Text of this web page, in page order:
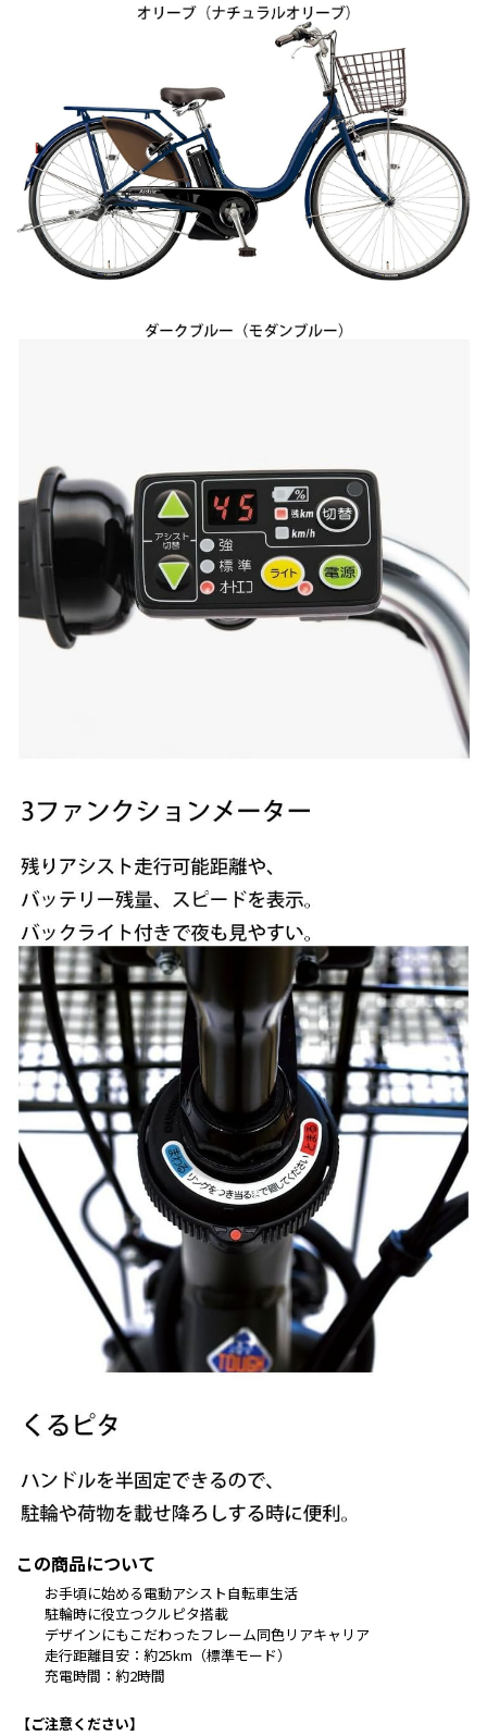
この商品について
お手頃に始める電動アシスト自転車生活
駐輪時に役立つクルピタ搭載
デザインにもこだわったフレーム同色リアキャリア
走行距離目安：約25km（標準モード）
充電時間：約2時間
【ご注意ください】